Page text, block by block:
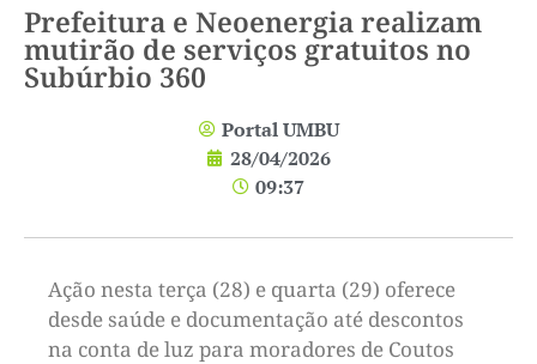
Prefeitura e Neoenergia realizam
mutirão de serviços gratuitos no
Subúrbio 360
Portal UMBU
28/04/2026
09:37
Ação nesta terça (28) e quarta (29) oferece
desde saúde e documentação até descontos
na conta de luz para moradores de Coutos